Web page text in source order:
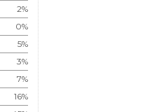
2%
0%
5%
3%
7%
16%